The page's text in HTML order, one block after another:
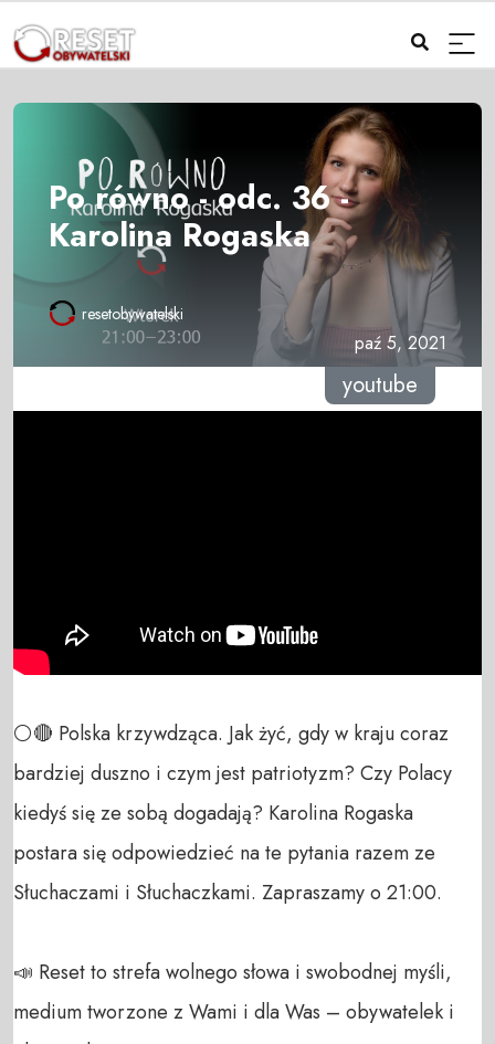
Po równo - odc. 36 -
Karolina Rogaska
resetobywatelski
paź 5, 2021
youtube
⚪🔴 Polska krzywdząca. Jak żyć, gdy w kraju coraz
bardziej duszno i czym jest patriotyzm? Czy Polacy
kiedyś się ze sobą dogadają? Karolina Rogaska
postara się odpowiedzieć na te pytania razem ze
Słuchaczami i Słuchaczkami. Zapraszamy o 21:00.
📣 Reset to strefa wolnego słowa i swobodnej myśli,
medium tworzone z Wami i dla Was – obywatelek i